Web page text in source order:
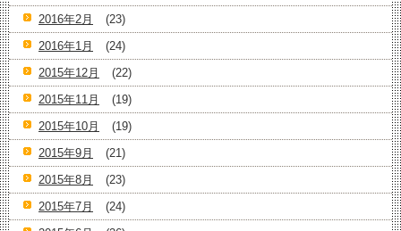
2016年2月
(23)
2016年1月
(24)
2015年12月
(22)
2015年11月
(19)
2015年10月
(19)
2015年9月
(21)
2015年8月
(23)
2015年7月
(24)